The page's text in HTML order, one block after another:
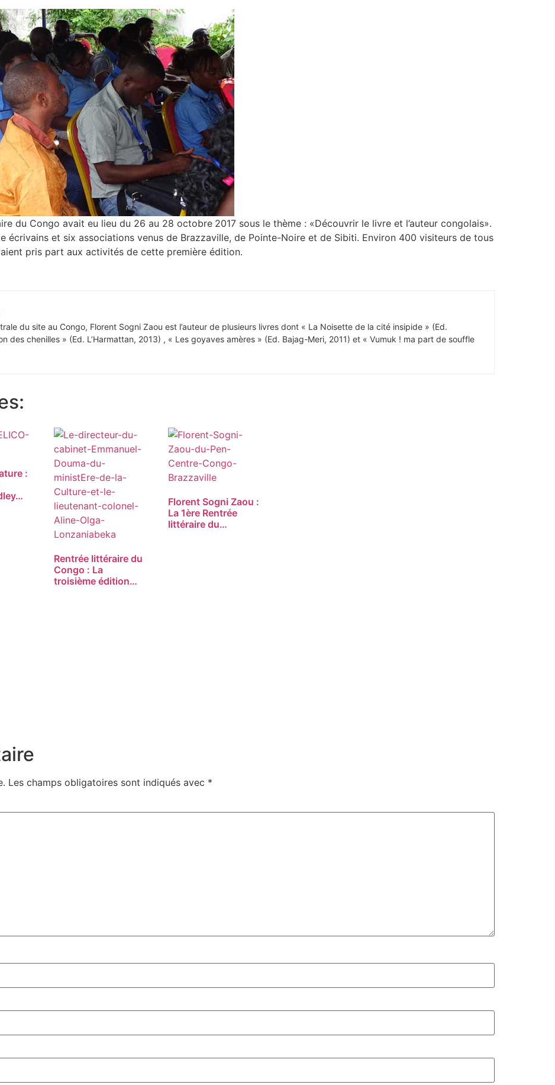
du Congo avait eu lieu du 26 au 28 octobre 2017 sous le thème : «Découvrir le livre et l’auteur congolais».
écrivains et six associations venus de Brazzaville, de Pointe-Noire et de Sibiti. Environ 400 visiteurs de tous
pris part aux activités de cette première édition.
du site au Congo, Florent Sogni Zaou est l’auteur de plusieurs livres dont « La Noisette de la cité insipide » (Ed.
des chenilles » (Ed. L’Harmattan, 2013) , « Les goyaves amères » (Ed. Bajag-Meri, 2011) et « Vumuk ! ma part de souffle
:
Rentrée littéraire du
Congo : La
troisième édition…
Florent Sogni Zaou :
La 1ère Rentrée
littéraire du…
Les champs obligatoires sont indiqués avec *